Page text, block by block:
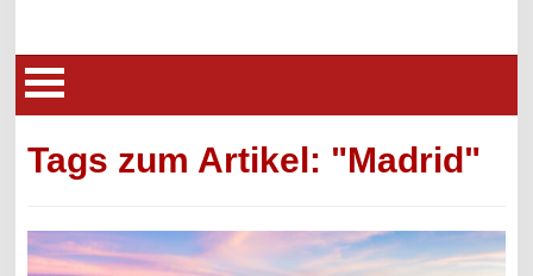
Tags zum Artikel: "Madrid"